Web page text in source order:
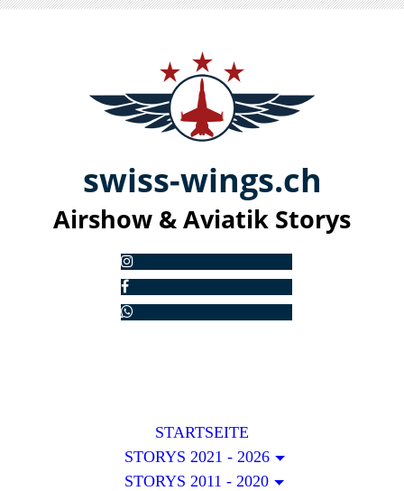
swiss-wings.ch
Airshow & Aviatik Storys
STARTSEITE
STORYS 2021 - 2026
STORYS 2011 - 2020